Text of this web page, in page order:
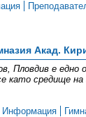
Акад.
Пловдив е
като средище
Информация